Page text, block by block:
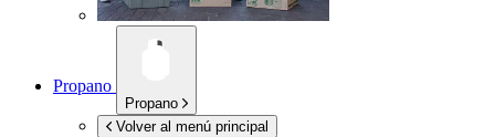
Propano
Propano
Volver al menú principal